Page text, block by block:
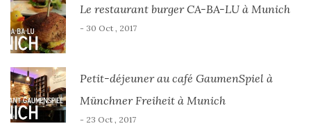
Le restaurant burger CA-BA-LU à Munich
- 30 Oct , 2017
Petit-déjeuner au café GaumenSpiel à
Münchner Freiheit à Munich
- 23 Oct , 2017